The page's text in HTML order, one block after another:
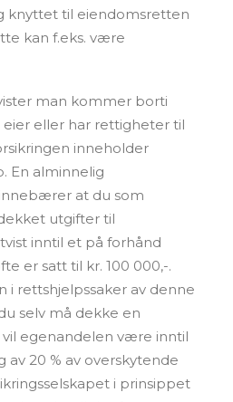
knyttet til eiendomsretten
kan f.eks. være
man kommer borti
eller har rettigheter til
inneholder
En alminnelig
at du som
utgifter til
inntil et på forhånd
er satt til kr. 100 000,-.
i rettshjelpssaker av denne
selv må dekke en
egenandelen være inntil
av 20 % av overskytende
i prinsippet